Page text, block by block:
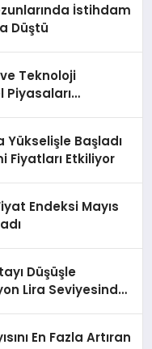
İstihdam
Düştü
Teknoloji
Piyasaları
Yükselişle Başladı
Fiyatları Etkiliyor
Endeksi Mayıs
Düşüşle
Lira Seviyesinde
En Fazla Artıran